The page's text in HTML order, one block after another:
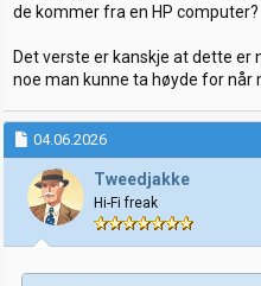
de kommer fra en HP computer?
Det verste er kanskje at dette er
noe man kunne ta høyde for når
04.06.2026
Tweedjakke
Hi-Fi freak